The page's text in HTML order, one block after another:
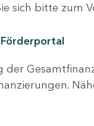
sich bitte zum
der